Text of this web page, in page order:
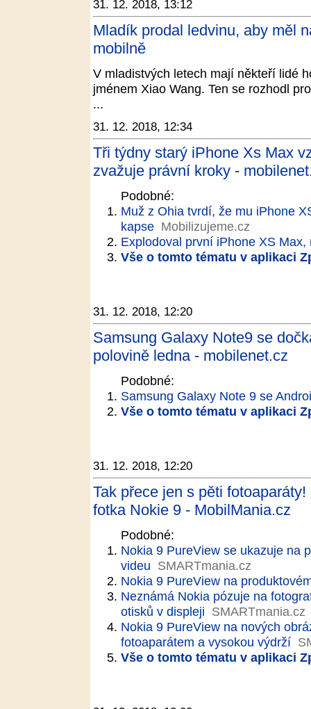
31. 12. 2018, 13:12
Mladík prodal ledvinu, aby měl
mobilně
V mladistvých letech mají někteří lidé
jménem Xiao Wang. Ten se rozhodl
...
31. 12. 2018, 12:34
Tři týdny starý iPhone Xs Max
zvažuje právní kroky -
Podobné:
Muž z Ohia tvrdí, že mu iPhone
kapse Mobilizujeme.cz
Explodoval první iPhone XS
Vše o tomto tématu v aplikaci
31. 12. 2018, 12:20
Samsung Galaxy Note9 se
polovině ledna - mobilenet.cz
Podobné:
Samsung Galaxy Note 9 se
Vše o tomto tématu v aplikaci
31. 12. 2018, 12:20
Tak přece jen s pěti
fotka Nokie 9 - MobilMania.cz
Podobné:
Nokia 9 PureView se ukazuje na
videu SMARTmania.cz
Nokia 9 PureView na
Neznámá Nokia pózuje na
otisků v displeji SMARTmania.cz
Nokia 9 PureView na nových
fotoaparátem a vysokou výdrží
Vše o tomto tématu v aplikaci